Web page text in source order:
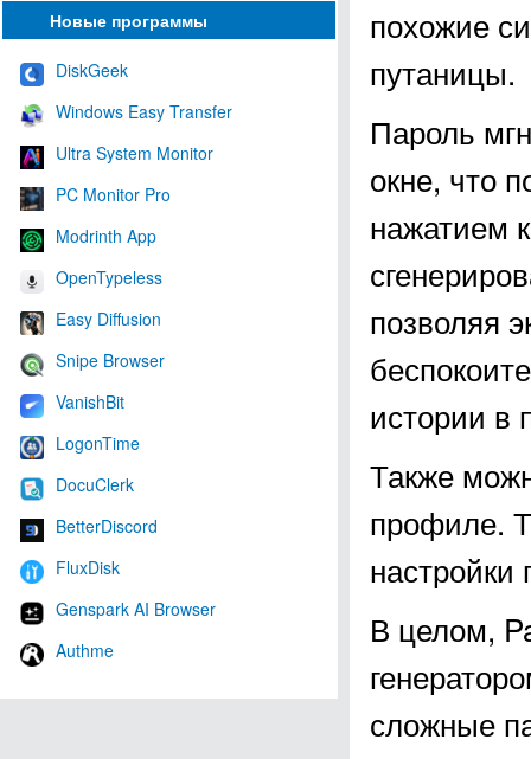
Новые программы
DiskGeek
Windows Easy Transfer
Ultra System Monitor
PC Monitor Pro
Modrinth App
OpenTypeless
Easy Diffusion
Snipe Browser
VanishBit
LogonTime
DocuClerk
BetterDiscord
FluxDisk
Genspark AI Browser
Authme
похожие
путаницы.
Пароль
окне, что
нажатием
позволяя
истории в
Также
профиле.
настройки
В целом,
сложные